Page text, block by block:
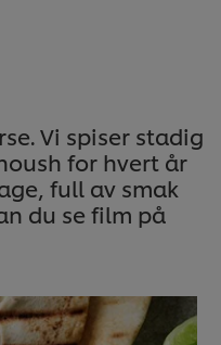
Vi spiser stadig
for hvert år
full av smak
du se film på